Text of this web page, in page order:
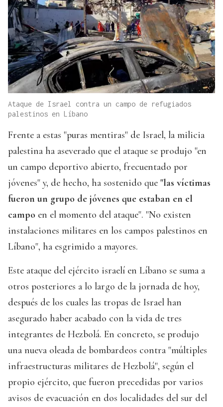
Ataque de Israel contra un campo de refugiados
palestinos en Líbano
Frente a estas "puras mentiras" de Israel, la milicia
palestina ha aseverado que el ataque se produjo "en
un campo deportivo abierto, frecuentado por
jóvenes" y, de hecho, ha sostenido que "las víctimas
fueron un grupo de jóvenes que estaban en el
campo en el momento del ataque". "No existen
instalaciones militares en los campos palestinos en
Líbano", ha esgrimido a mayores.
Este ataque del ejército israelí en Líbano se suma a
otros posteriores a lo largo de la jornada de hoy,
después de los cuales las tropas de Israel han
asegurado haber acabado con la vida de tres
integrantes de Hezbolá. En concreto, se produjo
una nueva oleada de bombardeos contra "múltiples
infraestructuras militares de Hezbolá", según el
propio ejército, que fueron precedidas por varios
avisos de evacuación en dos localidades del sur del